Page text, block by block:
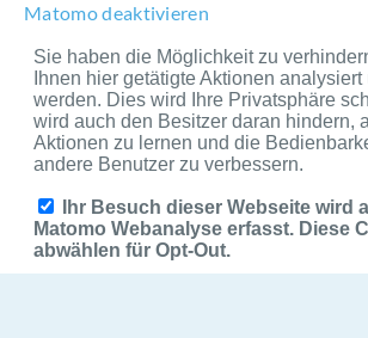
Matomo deaktivieren